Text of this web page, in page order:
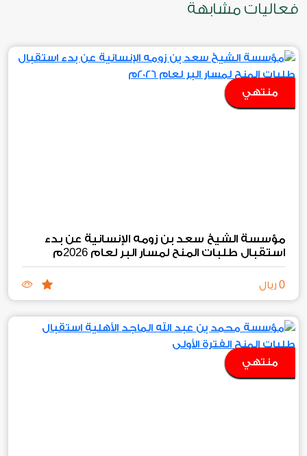
فعاليات مشابهة
منتهي
مؤسسة الشيخ سعد بن زومه الإنسانية عن بدء
استقبال طلبات المنح لمسار البر لعام 2026م
0 ريال
منتهي